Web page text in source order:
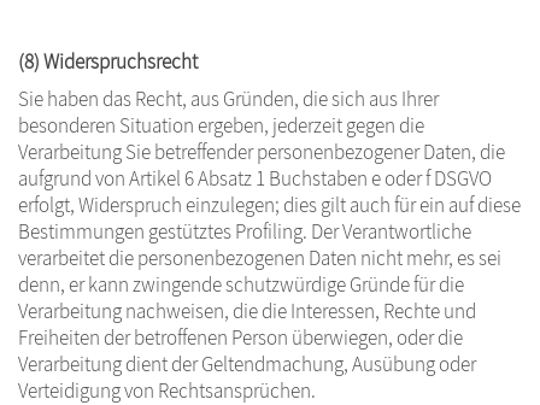
(8) Widerspruchsrecht
Sie haben das Recht, aus Gründen, die sich aus Ihrer
besonderen Situation ergeben, jederzeit gegen die
Verarbeitung Sie betreffender personenbezogener Daten, die
aufgrund von Artikel 6 Absatz 1 Buchstaben e oder f DSGVO
erfolgt, Widerspruch einzulegen; dies gilt auch für ein auf diese
Bestimmungen gestütztes Profiling. Der Verantwortliche
verarbeitet die personenbezogenen Daten nicht mehr, es sei
denn, er kann zwingende schutzwürdige Gründe für die
Verarbeitung nachweisen, die die Interessen, Rechte und
Freiheiten der betroffenen Person überwiegen, oder die
Verarbeitung dient der Geltendmachung, Ausübung oder
Verteidigung von Rechtsansprüchen.